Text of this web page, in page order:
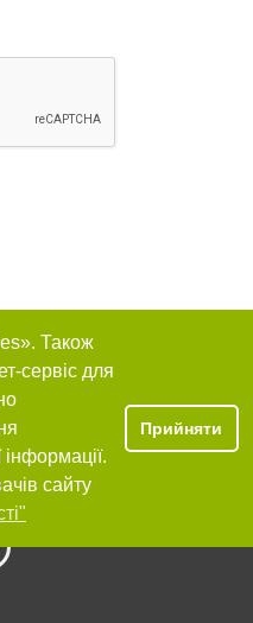
Також
сервіс для
інформації.
сайту
Прийняти